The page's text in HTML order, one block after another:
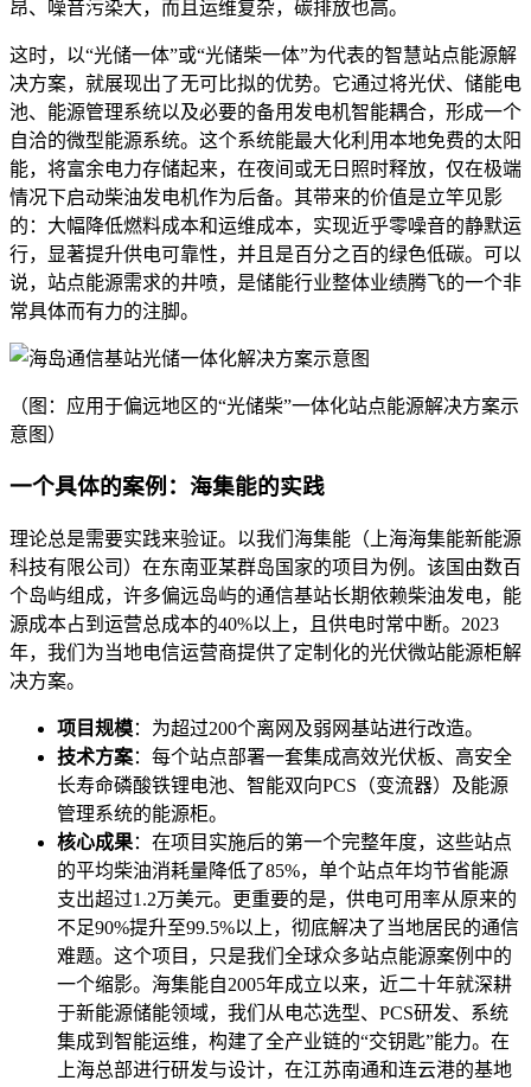
昂、噪音污染大，而且运维复杂，碳排放也高。
这时，以“光储一体”或“光储柴一体”为代表的智慧站点能源解
决方案，就展现出了无可比拟的优势。它通过将光伏、储能电
池、能源管理系统以及必要的备用发电机智能耦合，形成一个
自洽的微型能源系统。这个系统能最大化利用本地免费的太阳
能，将富余电力存储起来，在夜间或无日照时释放，仅在极端
情况下启动柴油发电机作为后备。其带来的价值是立竿见影
的：大幅降低燃料成本和运维成本，实现近乎零噪音的静默运
行，显著提升供电可靠性，并且是百分之百的绿色低碳。可以
说，站点能源需求的井喷，是储能行业整体业绩腾飞的一个非
常具体而有力的注脚。
（图：应用于偏远地区的“光储柴”一体化站点能源解决方案示
意图）
一个具体的案例：海集能的实践
理论总是需要实践来验证。以我们海集能（上海海集能新能源
科技有限公司）在东南亚某群岛国家的项目为例。该国由数百
个岛屿组成，许多偏远岛屿的通信基站长期依赖柴油发电，能
源成本占到运营总成本的40%以上，且供电时常中断。2023
年，我们为当地电信运营商提供了定制化的光伏微站能源柜解
决方案。
项目规模：为超过200个离网及弱网基站进行改造。
技术方案：每个站点部署一套集成高效光伏板、高安全
长寿命磷酸铁锂电池、智能双向PCS（变流器）及能源
管理系统的能源柜。
核心成果：在项目实施后的第一个完整年度，这些站点
的平均柴油消耗量降低了85%，单个站点年均节省能源
支出超过1.2万美元。更重要的是，供电可用率从原来的
不足90%提升至99.5%以上，彻底解决了当地居民的通信
难题。这个项目，只是我们全球众多站点能源案例中的
一个缩影。海集能自2005年成立以来，近二十年就深耕
于新能源储能领域，我们从电芯选型、PCS研发、系统
集成到智能运维，构建了全产业链的“交钥匙”能力。在
上海总部进行研发与设计，在江苏南通和连云港的基地